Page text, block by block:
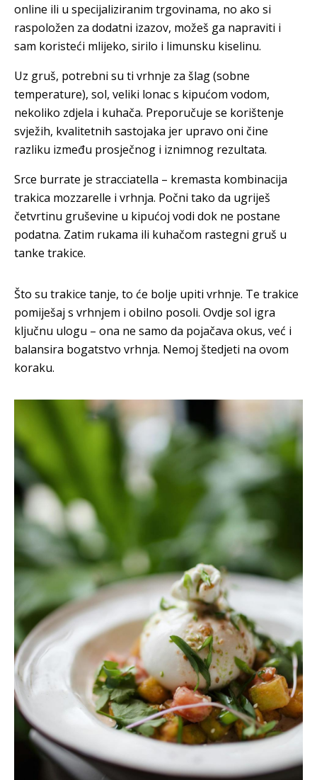
online ili u specijaliziranim trgovinama, no ako si
raspoložen za dodatni izazov, možeš ga napraviti i
sam koristeći mlijeko, sirilo i limunsku kiselinu.
Uz gruš, potrebni su ti vrhnje za šlag (sobne
temperature), sol, veliki lonac s kipućom vodom,
nekoliko zdjela i kuhača. Preporučuje se korištenje
svježih, kvalitetnih sastojaka jer upravo oni čine
razliku između prosječnog i iznimnog rezultata.
Srce burrate je stracciatella – kremasta kombinacija
trakica mozzarelle i vrhnja. Počni tako da ugriješ
četvrtinu gruševine u kipućoj vodi dok ne postane
podatna. Zatim rukama ili kuhačom rastegni gruš u
tanke trakice.
Što su trakice tanje, to će bolje upiti vrhnje. Te trakice
pomiješaj s vrhnjem i obilno posoli. Ovdje sol igra
ključnu ulogu – ona ne samo da pojačava okus, već i
balansira bogatstvo vrhnja. Nemoj štedjeti na ovom
koraku.